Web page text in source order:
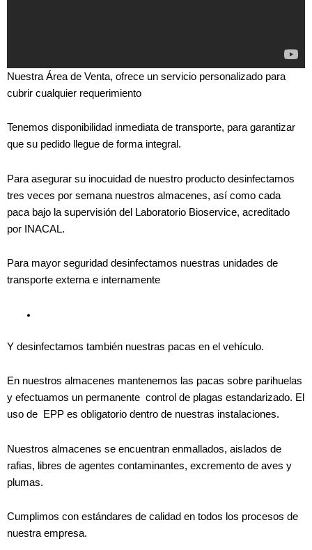
Nuestra Área de Venta, ofrece un servicio personalizado para
cubrir cualquier requerimiento
Tenemos disponibilidad inmediata de transporte, para garantizar
que su pedido llegue de forma integral.
Para asegurar su inocuidad de nuestro producto desinfectamos
tres veces por semana nuestros almacenes, así como cada
paca bajo la supervisión del Laboratorio Bioservice, acreditado
por INACAL.
Para mayor seguridad desinfectamos nuestras unidades de
transporte externa e internamente
Y desinfectamos también nuestras pacas en el vehículo.
En nuestros almacenes mantenemos las pacas sobre parihuelas
y efectuamos un permanente control de plagas estandarizado. El
uso de EPP es obligatorio dentro de nuestras instalaciones.
Nuestros almacenes se encuentran enmallados, aislados de
rafias, libres de agentes contaminantes, excremento de aves y
plumas.
Cumplimos con estándares de calidad en todos los procesos de
nuestra empresa.